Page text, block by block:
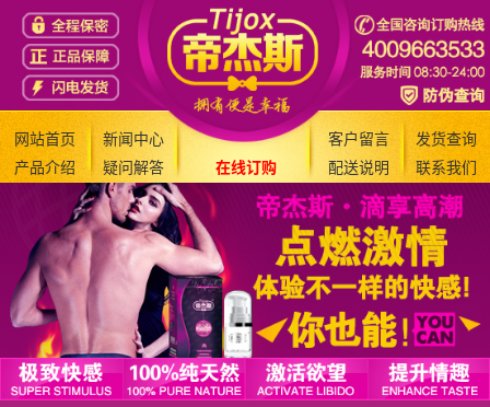
网站首页 新闻中心 客户留言
发货查询
产品介绍
疑问解答 在线订购 配送说明 联系我们